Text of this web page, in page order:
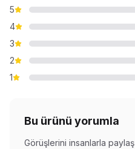
5
4
3
2
1
Bu ürünü yorumla
Görüşlerini insanlarla paylaş